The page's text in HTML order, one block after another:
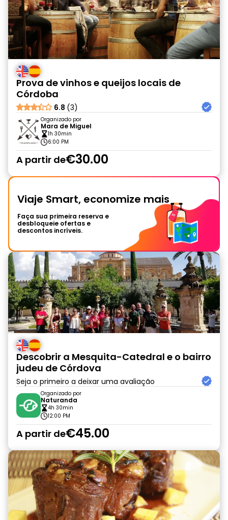
Prova de vinhos e queijos locais de
Córdoba
6.8 (3)
Organizado por
Mara de Miguel
1h 30min
6:00 PM
A partir de€30.00
Viaje Smart, economize mais
Faça sua primeira reserva e
desbloqueie ofertas e
descontos incríveis.
Descobrir a Mesquita-Catedral e o bairro
judeu de Córdova
Seja o primeiro a deixar uma avaliação
Organizado por
Naturanda
4h 30min
12:00 PM
A partir de€45.00